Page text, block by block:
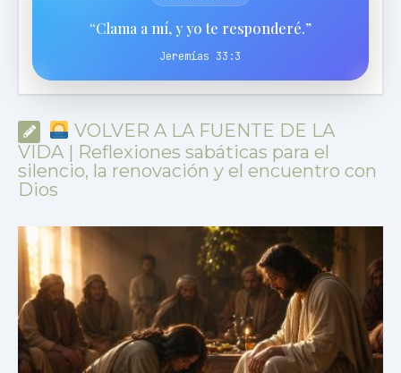
“Clama a mí, y yo te responderé.”
Jeremías 33:3
VOLVER A LA FUENTE DE LA
VIDA | Reflexiones sabáticas para el
silencio, la renovación y el encuentro con
Dios